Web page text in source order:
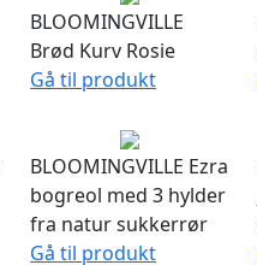
BLOOMINGVILLE
Brød Kurv Rosie
Gå til produkt
BLOOMINGVILLE Ezra
bogreol med 3 hylder
fra natur sukkerrør
Gå til produkt